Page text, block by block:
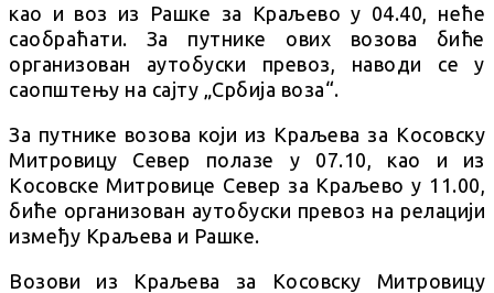
као и воз из Рашке за Краљево у 04.40, неће
саобраћати. За путнике ових возова биће
организован аутобуски превоз, наводи се у
саопштењу на сајту „Србија воза“.
За путнике возова који из Краљева за Косовску
Митровицу Север полазе у 07.10, као и из
Косовске Митровице Север за Краљево у 11.00,
биће организован аутобуски превоз на релацији
између Краљева и Рашкe.
Возови из Краљева за Косовску Митровицу